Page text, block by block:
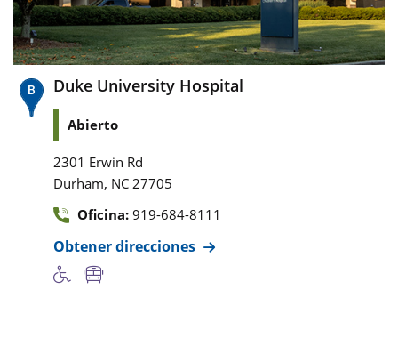
Duke University Hospital
Abierto
2301 Erwin Rd
Durham, NC 27705
Oficina: 919-684-8111
Obtener direcciones